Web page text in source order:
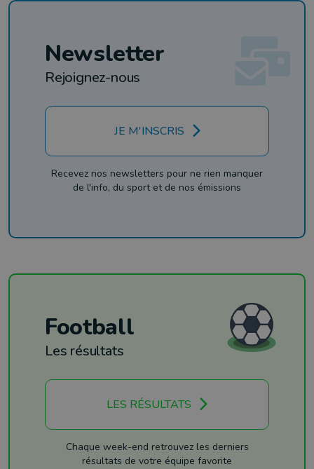
Newsletter
Rejoignez-nous
JE M'INSCRIS
Recevez nos newsletters pour ne rien manquer
de l'info, du sport et de nos émissions
Football
Les résultats
LES RÉSULTATS
Chaque week-end retrouvez les derniers
résultats de votre équipe favorite